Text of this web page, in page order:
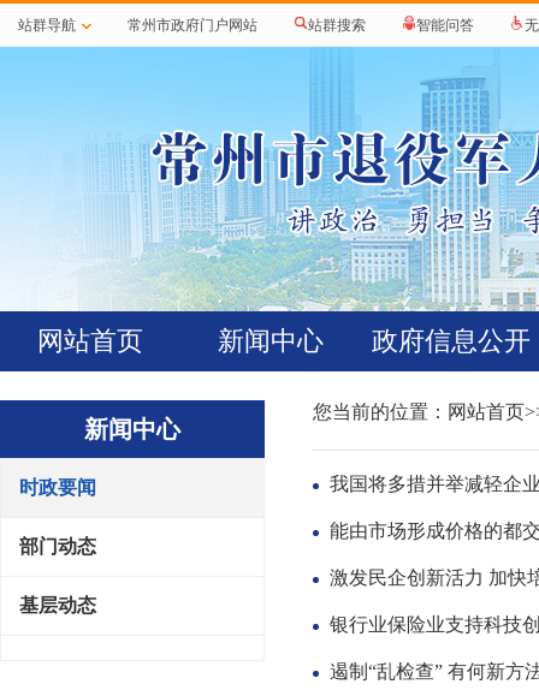
站群导航 常州市政府门户网站 站群搜索 智能问答
网站首页 新闻中心 政府信息公开
新闻中心
时政要闻
部门动态
基层动态
您当前的位置： 网站首页
我国将多措并举减轻企
能由市场形成价格的都
激发民企创新活力 加快
银行业保险业支持科技
遏制“乱检查” 有何新方